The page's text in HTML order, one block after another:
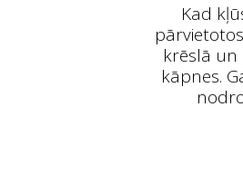
Kad
krēslā un
kāpnes.